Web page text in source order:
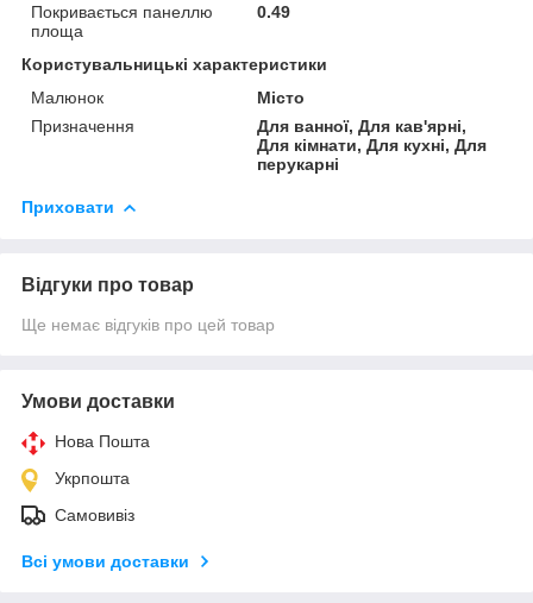
Покривається панеллю
площа
0.49
Користувальницькі характеристики
Малюнок
Місто
Призначення
Для ванної, Для кав'ярні,
Для кімнати, Для кухні, Для
перукарні
Приховати
Відгуки про товар
Ще немає відгуків про цей товар
Умови доставки
Нова Пошта
Укрпошта
Самовивіз
Всі умови доставки